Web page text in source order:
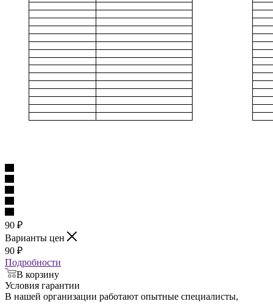
90 ₽
Варианты цен
90 ₽
Подробности
В корзину
Условия гарантии
В нашей организации работают опытные специалисты,